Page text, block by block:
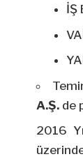
İŞ
A.Ş. de
2016